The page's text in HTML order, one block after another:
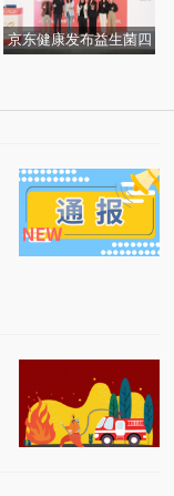
​京东健康发布益生菌四